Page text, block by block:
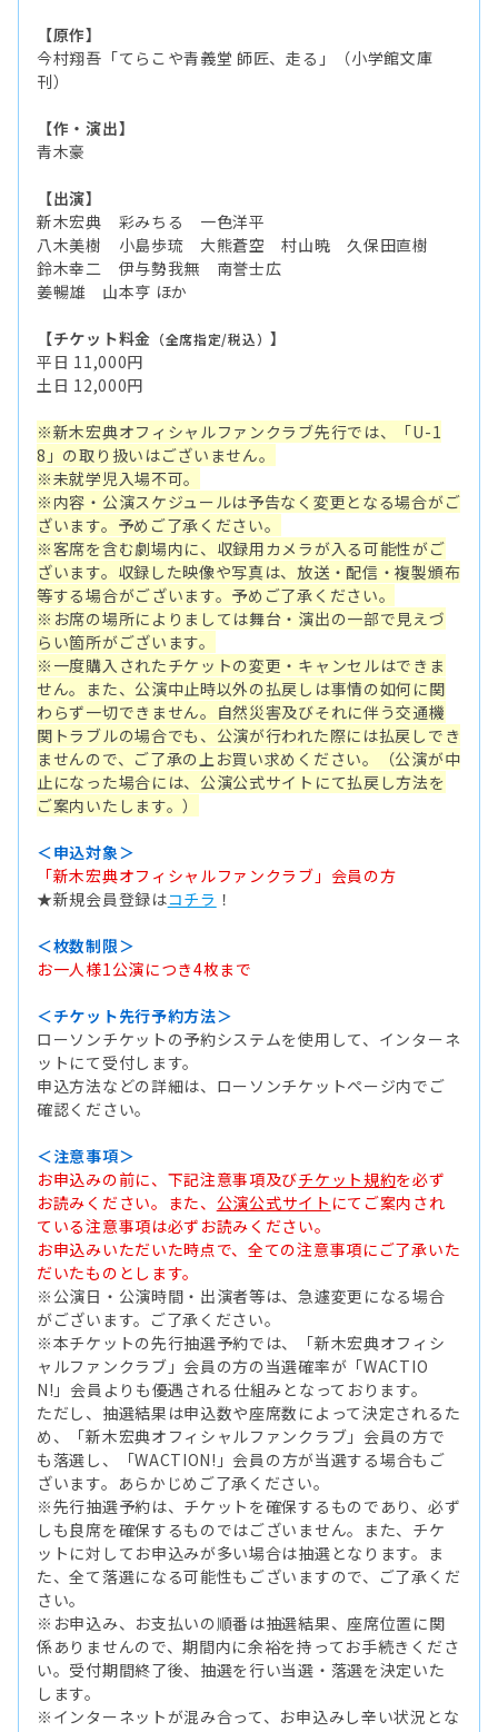
【原作】
今村翔吾「てらこや青義堂 師匠、走る」（小学館文庫
刊）
【作・演出】
青木豪
【出演】
新木宏典 彩みちる 一色洋平
八木美樹 小島歩琉 大熊蒼空 村山暁 久保田直樹
鈴木幸二 伊与勢我無 南誉士広
姜暢雄 山本亨 ほか
【チケット料金 （全席指定/税込）】
平日 11,000円
土日 12,000円
※新木宏典オフィシャルファンクラブ先行では、「U-1
8」の取り扱いはございません。
※未就学児入場不可。
※内容・公演スケジュールは予告なく変更となる場合がご
ざいます。予めご了承ください。
※客席を含む劇場内に、収録用カメラが入る可能性がご
ざいます。収録した映像や写真は、放送・配信・複製頒布
等する場合がございます。予めご了承ください。
※お席の場所によりましては舞台・演出の一部で見えづ
らい箇所がございます。
※一度購入されたチケットの変更・キャンセルはできま
せん。また、公演中止時以外の払戻しは事情の如何に関
わらず一切できません。自然災害及びそれに伴う交通機
関トラブルの場合でも、公演が行われた際には払戻しでき
ませんので、ご了承の上お買い求めください。（公演が中
止になった場合には、公演公式サイトにて払戻し方法を
ご案内いたします。）
＜申込対象＞
「新木宏典オフィシャルファンクラブ」会員の方
★新規会員登録はコチラ ！
＜枚数制限＞
お一人様1公演につき4枚まで
＜チケット先行予約方法＞
ローソンチケットの予約システムを使用して、インターネ
ットにて受付します。
申込方法などの詳細は、ローソンチケットページ内でご
確認ください。
＜注意事項＞
お申込みの前に、下記注意事項及びチケット規約を必ず
お読みください。また、 公演公式サイト にてご案内され
ている注意事項は必ずお読みください。
お申込みいただいた時点で、全ての注意事項にご了承いた
だいたものとします。
※公演日・公演時間・出演者等は、急遽変更になる場合
がございます。ご了承ください。
※本チケットの先行抽選予約では、「新木宏典オフィシ
ャルファンクラブ」会員の方の当選確率が「WACTIO
N!」会員よりも優遇される仕組みとなっております。
ただし、抽選結果は申込数や座席数によって決定されるた
め、「新木宏典オフィシャルファンクラブ」会員の方で
も落選し、「WACTION!」会員の方が当選する場合もご
ざいます。あらかじめご了承ください。
※先行抽選予約は、チケットを確保するものであり、必ず
しも良席を確保するものではございません。また、チケ
ットに対してお申込みが多い場合は抽選となります。ま
た、全て落選になる可能性もございますので、ご了承くだ
さい。
※お申込み、お支払いの順番は抽選結果、座席位置に関
係ありませんので、期間内に余裕を持ってお手続きくださ
い。受付期間終了後、抽選を行い当選・落選を決定いた
します。
※インターネットが混み合って、お申込みし辛い状況とな